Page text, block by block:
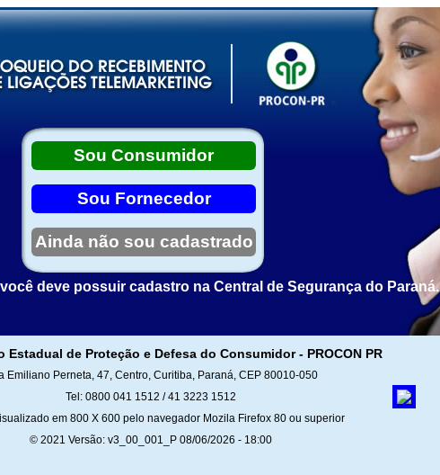
Sou Consumidor
Sou Fornecedor
Ainda não sou cadastrado
deve possuir cadastro na Central de Segurança do Paraná.
Estadual de Proteção e Defesa do Consumidor - PROCON PR
Emiliano Perneta, 47, Centro, Curitiba, Paraná, CEP 80010-050
Tel: 0800 041 1512 / 41 3223 1512
em 800 X 600 pelo navegador Mozila Firefox 80 ou superior
© 2021 Versão: v3_00_001_P 08/06/2026 - 18:00